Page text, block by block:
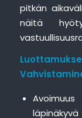
pitkän
näitä